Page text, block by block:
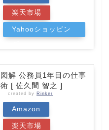
楽天市場
Yahooショッピン
図解 公務員1年目の仕事
術 [ 佐久間 智之 ]
created by Rinker
Amazon
楽天市場